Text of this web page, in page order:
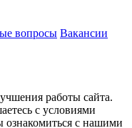
вопросы Вакансии
работы сайта.
с условиями
ознакомиться с нашими